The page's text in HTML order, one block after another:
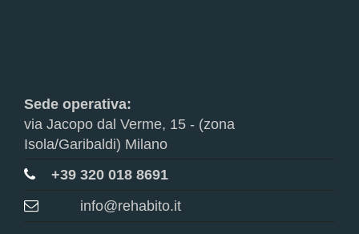
Sede operativa:
via Jacopo dal Verme, 15 - (zona
Isola/Garibaldi) Milano
+39 320 018 8691
info@rehabito.it